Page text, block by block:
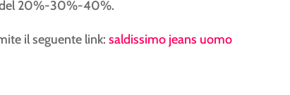
20%-30%-40%.
il seguente link:saldissimo jeans uomo